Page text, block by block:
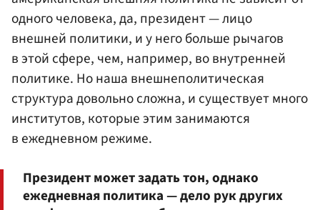
одного человека, да, президент — лицо
внешней политики, и у него больше рычагов
в этой сфере, чем, например, во внутренней
политике. Но наша внешнеполитическая
структура довольно сложна, и существует много
институтов, которые этим занимаются
в ежедневном режиме.
Президент может задать тон, однако
ежедневная политика — дело рук других